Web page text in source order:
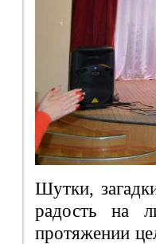
Шутки,
радость на
протяжении